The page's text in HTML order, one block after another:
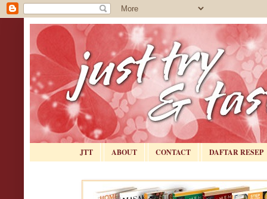
JTT ABOUT CONTACT DAFTAR RESEP